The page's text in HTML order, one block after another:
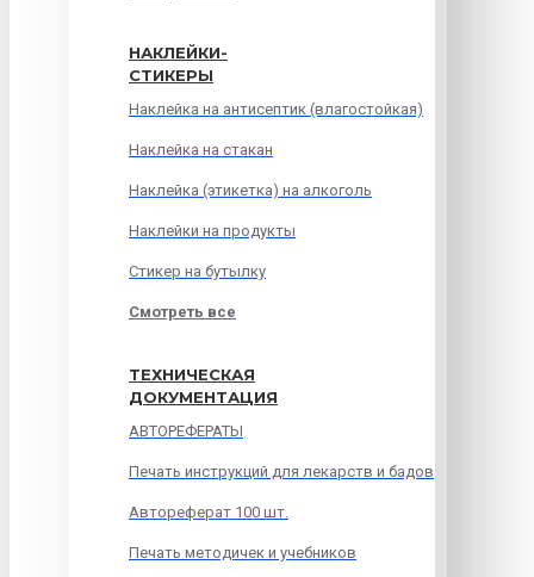
НАКЛЕЙКИ-
СТИКЕРЫ
Наклейка на антисептик (влагостойкая)
Наклейка на стакан
Наклейка (этикетка) на алкоголь
Наклейки на продукты
Стикер на бутылку
Смотреть все
ТЕХНИЧЕСКАЯ
ДОКУМЕНТАЦИЯ
АВТОРЕФЕРАТЫ
Печать инструкций для лекарств и бадов
Автореферат 100 шт.
Печать методичек и учебников